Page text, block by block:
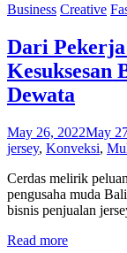
Business Creative
Dari
Kesuksesan
Dewata
May 26, 2022May
jersey, Konveksi,
Cerdas melirik
pengusaha muda
bisnis penjualan
Read more